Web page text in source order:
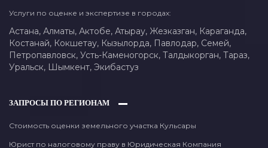
Услуги по оценке и экспертизе в городах:
Астана, Алматы, Актобе, Атырау, Жезказган, Караганда,
Костанай, Кокшетау, Кызылорда, Павлодар, Семей,
Петропавловск, Усть-Каменогорск, Талдыкорган, Тараз,
Уральск, Шымкент, Экибастуз
ЗАПРОСЫ ПО РЕГИОНАМ
Стоимость оценки земельного участка Кульсары
Юрист по налоговому праву в Юридическая Компания